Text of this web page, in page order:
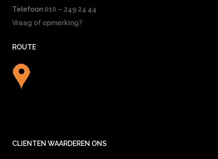
Telefoon 010 – 249 24 44
Vraag of opmerking?
ROUTE
CLIENTEN WAARDEREN ONS